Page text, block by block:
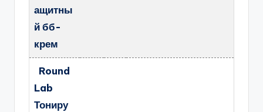
ащитны
й бб-
крем
Round
Lab
Тониру